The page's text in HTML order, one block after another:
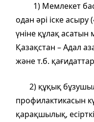
1) Мемлекет
одан әрі іске
үніне құлақ асатын
Қазақстан – Адал
және т.б.
2) құқық
профилактикасын
қарақшылық,